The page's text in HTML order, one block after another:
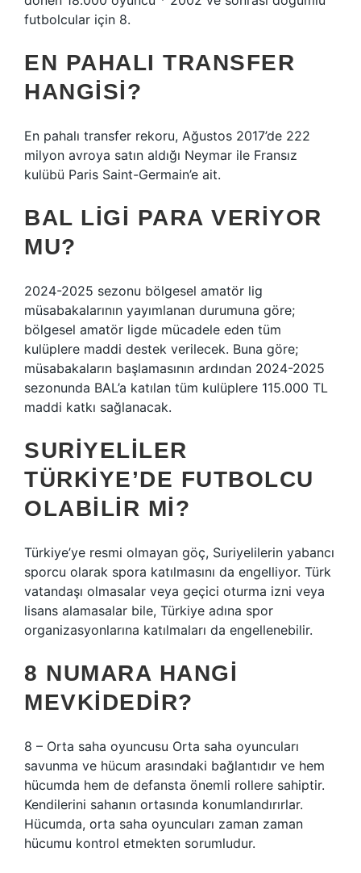
futbolcular için 8.
EN PAHALI TRANSFER
HANGISI?
En pahalı transfer rekoru, Ağustos 2017’de 222
milyon avroya satın aldığı Neymar ile Fransız
kulübü Paris Saint-Germain’e ait.
BAL LIGI PARA VERIYOR
MU?
2024-2025 sezonu bölgesel amatör lig
müsabakalarının yayımlanan durumuna göre;
bölgesel amatör ligde mücadele eden tüm
kulüplere maddi destek verilecek. Buna göre;
müsabakaların başlamasının ardından 2024-2025
sezonunda BAL’a katılan tüm kulüplere 115.000 TL
maddi katkı sağlanacak.
SURIYELILER
TÜRKIYE’DE FUTBOLCU
OLABILIR MI?
Türkiye’ye resmi olmayan göç, Suriyelilerin yabancı
sporcu olarak spora katılmasını da engelliyor. Türk
vatandaşı olmasalar veya geçici oturma izni veya
lisans alamasalar bile, Türkiye adına spor
organizasyonlarına katılmaları da engellenebilir.
8 NUMARA HANGI
MEVKIDEDIR?
8 – Orta saha oyuncusu Orta saha oyuncuları
savunma ve hücum arasındaki bağlantıdır ve hem
hücumda hem de defansta önemli rollere sahiptir.
Kendilerini sahanın ortasında konumlandırırlar.
Hücumda, orta saha oyuncuları zaman zaman
hücumu kontrol etmekten sorumludur.